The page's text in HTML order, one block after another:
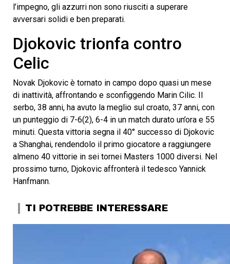
l’impegno, gli azzurri non sono riusciti a superare
avversari solidi e ben preparati.
Djokovic trionfa contro
Celic
Novak Djokovic è tornato in campo dopo quasi un mese
di inattività, affrontando e sconfiggendo Marin Cilic. Il
serbo, 38 anni, ha avuto la meglio sul croato, 37 anni, con
un punteggio di 7-6(2), 6-4 in un match durato un’ora e 55
minuti. Questa vittoria segna il 40° successo di Djokovic
a Shanghai, rendendolo il primo giocatore a raggiungere
almeno 40 vittorie in sei tornei Masters 1000 diversi. Nel
prossimo turno, Djokovic affronterà il tedesco Yannick
Hanfmann.
TI POTREBBE INTERESSARE